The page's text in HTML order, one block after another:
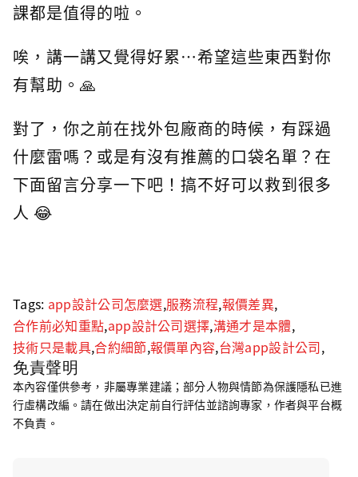
課都是值得的啦。
唉，講一講又覺得好累…希望這些東西對你
有幫助。🙏
對了，你之前在找外包廠商的時候，有踩過
什麼雷嗎？或是有沒有推薦的口袋名單？在
下面留言分享一下吧！搞不好可以救到很多
人 😂
Tags: app設計公司怎麼選,服務流程,報價差異,
合作前必知重點,app設計公司選擇,溝通才是本體,
技術只是載具,合約細節,報價單內容,台灣app設計公司,
免責聲明
本內容僅供參考，非屬專業建議；部分人物與情節為保護隱私已進
行虛構改編。請在做出決定前自行評估並諮詢專家，作者與平台概
不負責。